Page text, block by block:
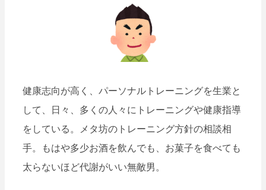
健康志向が高く、パーソナルトレーニングを生業と
して、日々、多くの人々にトレーニングや健康指導
をしている。メタ坊のトレーニング方針の相談相
手。もはや多少お酒を飲んでも、お菓子を食べても
太らないほど代謝がいい無敵男。